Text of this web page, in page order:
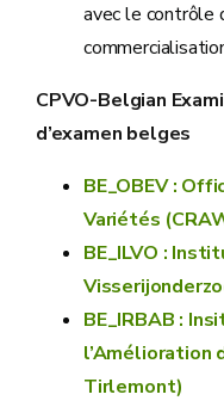
avec le contrôle
CPVO-Belgian
d’examen belges
BE_OBEV :
Variétés
BE_ILVO :
BE_IRBAB :
l’Amélioration
Tirlemont)